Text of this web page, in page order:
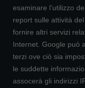
esaminare l’utilizzo
report sulle attività
fornire altri servizi
Internet. Google può
terzi ove ciò sia
le suddette
assocerà gli indirizzi